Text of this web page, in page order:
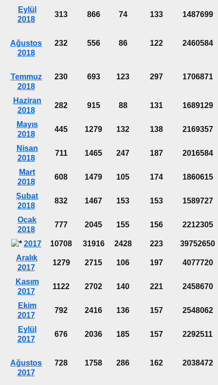
Eylül
2018
313 866 74 133 1487699
Ağustos
2018
232 556 86 122 2460584
Temmuz
2018
230 693 123 297 1706871
Haziran
2018
282 915 88 131 1689129
Mayıs
2018
445 1279 132 138 2169357
Nisan
2018
711 1465 247 187 2016584
Mart
2018
608 1479 105 174 1860615
Şubat
2018
832 1467 153 153 1589727
Ocak
2018
777 2045 155 156 2212305
2017 10708 31916 2428 223
39752650
Aralık
2017
1279 2715 106 197 4077720
Kasım
2017
1122 2702 140 221 2458670
Ekim
2017
792 2416 136 157 2548062
Eylül
2017
676 2036 185 157 2292511
Ağustos
2017
728 1758 286 162 2038472